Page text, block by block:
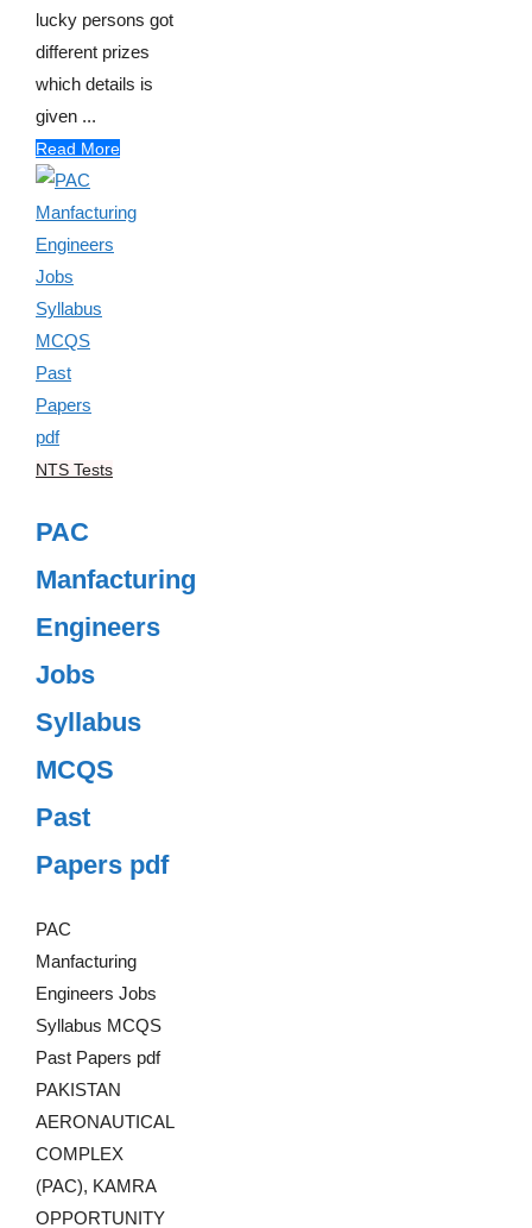
lucky persons got
different prizes
which details is
given ...
Read More
NTS Tests
PAC
Manfacturing
Engineers
Jobs
Syllabus
MCQS
Past
Papers pdf
PAC
Manfacturing
Engineers Jobs
Syllabus MCQS
Past Papers pdf
PAKISTAN
AERONAUTICAL
COMPLEX
(PAC), KAMRA
OPPORTUNITY